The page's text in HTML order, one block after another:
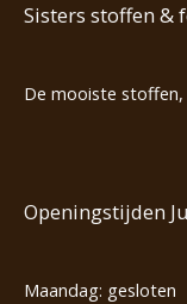
Sisters stoffen &
De mooiste
Openingstijden
Maandag: gesloten